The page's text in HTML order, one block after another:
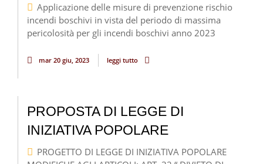
Applicazione delle misure di prevenzione rischio
incendi boschivi in vista del periodo di massima
pericolosità per gli incendi boschivi anno 2023
mar 20 giu, 2023 leggi tutto
PROPOSTA DI LEGGE DI
INIZIATIVA POPOLARE
PROGETTO DI LEGGE DI INIZIATIVA POPOLARE